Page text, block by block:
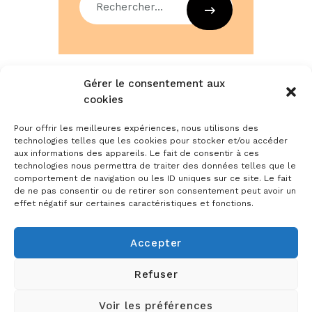
Gérer le consentement aux
cookies
Pour offrir les meilleures expériences, nous utilisons des
technologies telles que les cookies pour stocker et/ou accéder
aux informations des appareils. Le fait de consentir à ces
technologies nous permettra de traiter des données telles que le
comportement de navigation ou les ID uniques sur ce site. Le fait
de ne pas consentir ou de retirer son consentement peut avoir un
effet négatif sur certaines caractéristiques et fonctions.
Accepter
Refuser
Voir les préférences
Aucune catégorie
Comments